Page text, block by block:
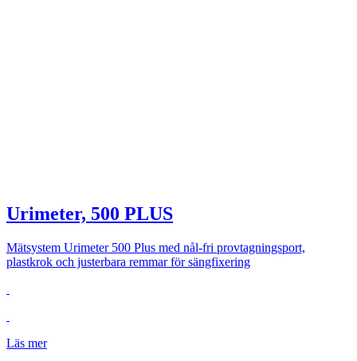
Urimeter, 500 PLUS
Mätsystem Urimeter 500 Plus med nål-fri provtagningsport,
plastkrok och justerbara remmar för sängfixering
Läs mer